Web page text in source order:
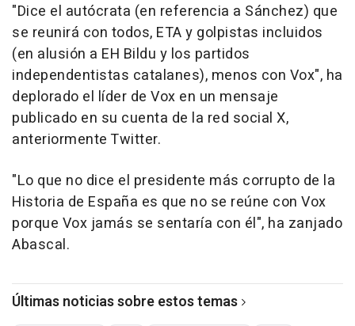
"Dice el autócrata (en referencia a Sánchez) que
se reunirá con todos, ETA y golpistas incluidos
(en alusión a EH Bildu y los partidos
independentistas catalanes), menos con Vox", ha
deplorado el líder de Vox en un mensaje
publicado en su cuenta de la red social X,
anteriormente Twitter.
"Lo que no dice el presidente más corrupto de la
Historia de España es que no se reúne con Vox
porque Vox jamás se sentaría con él", ha zanjado
Abascal.
Últimas noticias sobre estos temas